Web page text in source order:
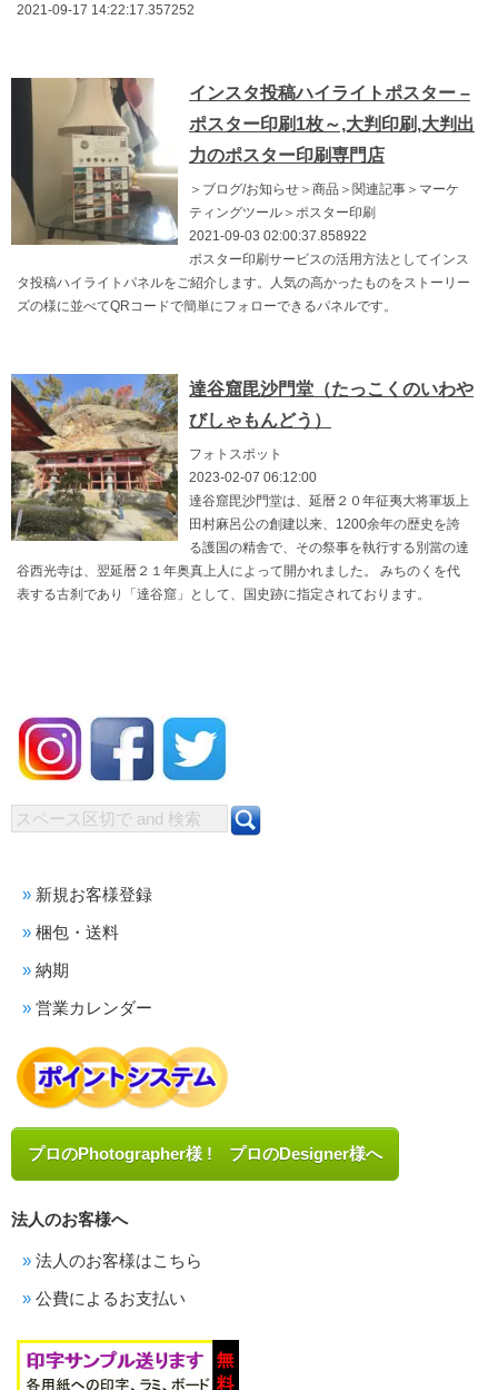
2021-09-17 14:22:17.357252
インスタ投稿ハイライトポスター –
ポスター印刷1枚～,大判印刷,大判出
力のポスター印刷専門店
＞ブログ/お知らせ＞商品＞関連記事＞マーケ
ティングツール＞ポスター印刷
2021-09-03 02:00:37.858922
ポスター印刷サービスの活用方法としてインス
タ投稿ハイライトパネルをご紹介します。人気の高かったものをストーリー
ズの様に並べてQRコードで簡単にフォローできるパネルです。
達谷窟毘沙門堂（たっこくのいわや
びしゃもんどう）
フォトスポット
2023-02-07 06:12:00
達谷窟毘沙門堂は、延暦２０年征夷大将軍坂上
田村麻呂公の創建以来、1200余年の歴史を誇
る護国の精舎で、その祭事を執行する別當の達
谷西光寺は、翌延暦２１年奥真上人によって開かれました。 みちのくを代
表する古刹であり「達谷窟」として、国史跡に指定されております。
新規お客様登録
梱包・送料
納期
営業カレンダー
プロのPhotographer様 ! プロのDesigner様へ
法人のお客様へ
法人のお客様はこちら
公費によるお支払い